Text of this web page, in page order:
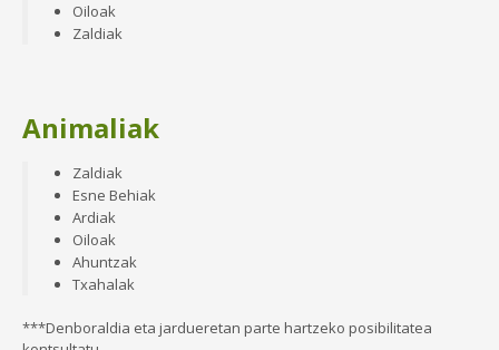
Oiloak
Zaldiak
Animaliak
Zaldiak
Esne Behiak
Ardiak
Oiloak
Ahuntzak
Txahalak
***Denboraldia eta jardueretan parte hartzeko posibilitatea